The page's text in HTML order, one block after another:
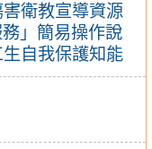
衛教宣導資源
」簡易操作說
自我保護知能